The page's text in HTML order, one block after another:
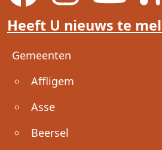
Heeft U nieuws te
Voet
Gemeenten
Affligem
Asse
Beersel